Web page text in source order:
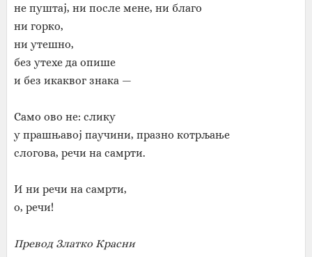
не пуштај, ни после мене, ни благо
ни горко,
ни утешно,
без утехе да опише
и без икаквог знака —
Само ово не: слику
у прашњавој паучини, празно котрљање
слогова, речи на самрти.
И ни речи на самрти,
о, речи!
Превод Златко Красни